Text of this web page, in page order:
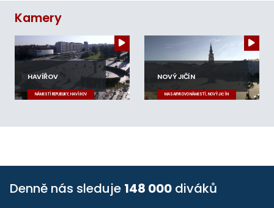
Kamery
HAVÍŘOV
NÁMĚSTÍ REPUBLIKY, HAVÍŘOV
NOVÝ JIČÍN
MASARYKOVO NÁMĚSTÍ, NOVÝ JIČÍN
Denně nás sleduje 148 000 diváků